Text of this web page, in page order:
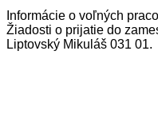
Informácie o voľných
Žiadosti o prijatie do
Liptovský Mikuláš 031 01.